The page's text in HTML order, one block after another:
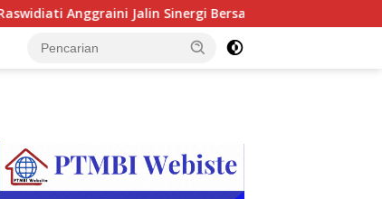
Jalin Sinergi Bersama Tokoh Masyarakat Ansori Sabak